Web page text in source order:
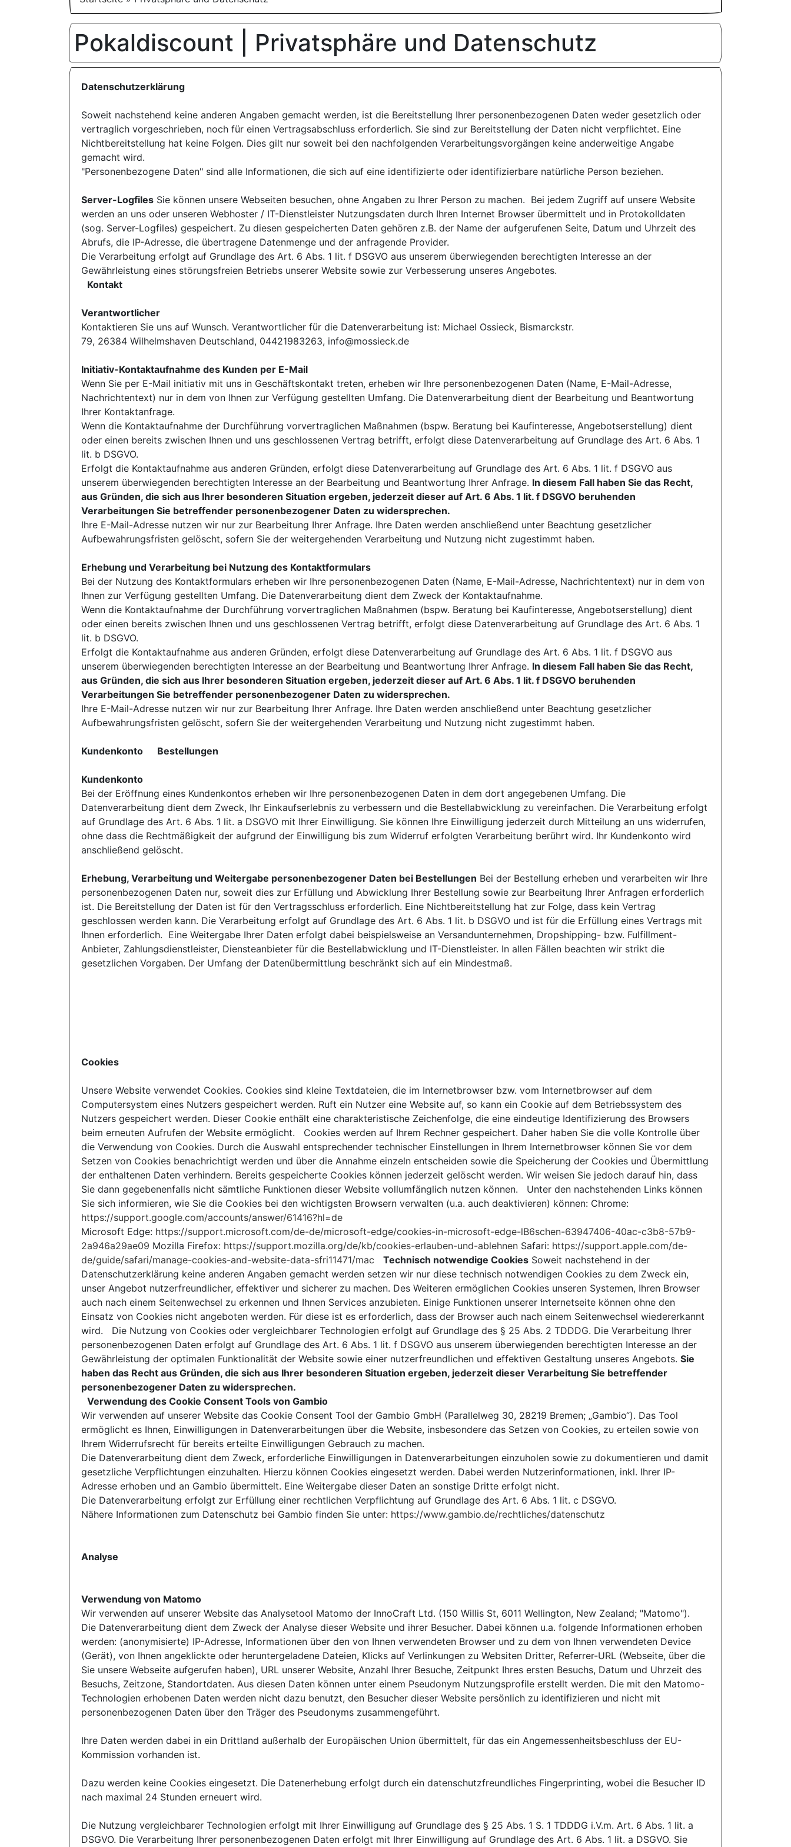
Pokaldiscount | Privatsphäre und Datenschutz
Datenschutzerklärung
Soweit nachstehend keine anderen Angaben gemacht werden, ist die Bereitstellung Ihrer personenbezogenen Daten weder gesetzlich oder
vertraglich vorgeschrieben, noch für einen Vertragsabschluss erforderlich. Sie sind zur Bereitstellung der Daten nicht verpflichtet. Eine
Nichtbereitstellung hat keine Folgen. Dies gilt nur soweit bei den nachfolgenden Verarbeitungsvorgängen keine anderweitige Angabe
gemacht wird.
"Personenbezogene Daten" sind alle Informationen, die sich auf eine identifizierte oder identifizierbare natürliche Person beziehen.
Server-Logfiles Sie können unsere Webseiten besuchen, ohne Angaben zu Ihrer Person zu machen. Bei jedem Zugriff auf unsere Website
werden an uns oder unseren Webhoster / IT-Dienstleister Nutzungsdaten durch Ihren Internet Browser übermittelt und in Protokolldaten
(sog. Server-Logfiles) gespeichert. Zu diesen gespeicherten Daten gehören z.B. der Name der aufgerufenen Seite, Datum und Uhrzeit des
Abrufs, die IP-Adresse, die übertragene Datenmenge und der anfragende Provider.
Die Verarbeitung erfolgt auf Grundlage des Art. 6 Abs. 1 lit. f DSGVO aus unserem überwiegenden berechtigten Interesse an der
Gewährleistung eines störungsfreien Betriebs unserer Website sowie zur Verbesserung unseres Angebotes.
Kontakt
Verantwortlicher
Kontaktieren Sie uns auf Wunsch. Verantwortlicher für die Datenverarbeitung ist: Michael Ossieck, Bismarckstr.
79, 26384 Wilhelmshaven Deutschland, 04421983263, info@mossieck.de
Initiativ-Kontaktaufnahme des Kunden per E-Mail
Wenn Sie per E-Mail initiativ mit uns in Geschäftskontakt treten, erheben wir Ihre personenbezogenen Daten (Name, E-Mail-Adresse,
Nachrichtentext) nur in dem von Ihnen zur Verfügung gestellten Umfang. Die Datenverarbeitung dient der Bearbeitung und Beantwortung
Ihrer Kontaktanfrage.
Wenn die Kontaktaufnahme der Durchführung vorvertraglichen Maßnahmen (bspw. Beratung bei Kaufinteresse, Angebotserstellung) dient
oder einen bereits zwischen Ihnen und uns geschlossenen Vertrag betrifft, erfolgt diese Datenverarbeitung auf Grundlage des Art. 6 Abs. 1
lit. b DSGVO.
Erfolgt die Kontaktaufnahme aus anderen Gründen, erfolgt diese Datenverarbeitung auf Grundlage des Art. 6 Abs. 1 lit. f DSGVO aus
unserem überwiegenden berechtigten Interesse an der Bearbeitung und Beantwortung Ihrer Anfrage. In diesem Fall haben Sie das Recht,
aus Gründen, die sich aus Ihrer besonderen Situation ergeben, jederzeit dieser auf Art. 6 Abs. 1 lit. f DSGVO beruhenden
Verarbeitungen Sie betreffender personenbezogener Daten zu widersprechen.
Ihre E-Mail-Adresse nutzen wir nur zur Bearbeitung Ihrer Anfrage. Ihre Daten werden anschließend unter Beachtung gesetzlicher
Aufbewahrungsfristen gelöscht, sofern Sie der weitergehenden Verarbeitung und Nutzung nicht zugestimmt haben.
Erhebung und Verarbeitung bei Nutzung des Kontaktformulars
Bei der Nutzung des Kontaktformulars erheben wir Ihre personenbezogenen Daten (Name, E-Mail-Adresse, Nachrichtentext) nur in dem von
Ihnen zur Verfügung gestellten Umfang. Die Datenverarbeitung dient dem Zweck der Kontaktaufnahme.
Wenn die Kontaktaufnahme der Durchführung vorvertraglichen Maßnahmen (bspw. Beratung bei Kaufinteresse, Angebotserstellung) dient
oder einen bereits zwischen Ihnen und uns geschlossenen Vertrag betrifft, erfolgt diese Datenverarbeitung auf Grundlage des Art. 6 Abs. 1
lit. b DSGVO.
Erfolgt die Kontaktaufnahme aus anderen Gründen, erfolgt diese Datenverarbeitung auf Grundlage des Art. 6 Abs. 1 lit. f DSGVO aus
unserem überwiegenden berechtigten Interesse an der Bearbeitung und Beantwortung Ihrer Anfrage. In diesem Fall haben Sie das Recht,
aus Gründen, die sich aus Ihrer besonderen Situation ergeben, jederzeit dieser auf Art. 6 Abs. 1 lit. f DSGVO beruhenden
Verarbeitungen Sie betreffender personenbezogener Daten zu widersprechen.
Ihre E-Mail-Adresse nutzen wir nur zur Bearbeitung Ihrer Anfrage. Ihre Daten werden anschließend unter Beachtung gesetzlicher
Aufbewahrungsfristen gelöscht, sofern Sie der weitergehenden Verarbeitung und Nutzung nicht zugestimmt haben.
Kundenkonto Bestellungen
Kundenkonto
Bei der Eröffnung eines Kundenkontos erheben wir Ihre personenbezogenen Daten in dem dort angegebenen Umfang. Die
Datenverarbeitung dient dem Zweck, Ihr Einkaufserlebnis zu verbessern und die Bestellabwicklung zu vereinfachen. Die Verarbeitung erfolgt
auf Grundlage des Art. 6 Abs. 1 lit. a DSGVO mit Ihrer Einwilligung. Sie können Ihre Einwilligung jederzeit durch Mitteilung an uns widerrufen,
ohne dass die Rechtmäßigkeit der aufgrund der Einwilligung bis zum Widerruf erfolgten Verarbeitung berührt wird. Ihr Kundenkonto wird
anschließend gelöscht.
Erhebung, Verarbeitung und Weitergabe personenbezogener Daten bei Bestellungen Bei der Bestellung erheben und verarbeiten wir Ihre
personenbezogenen Daten nur, soweit dies zur Erfüllung und Abwicklung Ihrer Bestellung sowie zur Bearbeitung Ihrer Anfragen erforderlich
ist. Die Bereitstellung der Daten ist für den Vertragsschluss erforderlich. Eine Nichtbereitstellung hat zur Folge, dass kein Vertrag
geschlossen werden kann. Die Verarbeitung erfolgt auf Grundlage des Art. 6 Abs. 1 lit. b DSGVO und ist für die Erfüllung eines Vertrags mit
Ihnen erforderlich. Eine Weitergabe Ihrer Daten erfolgt dabei beispielsweise an Versandunternehmen, Dropshipping- bzw. Fulfillment-
Anbieter, Zahlungsdienstleister, Diensteanbieter für die Bestellabwicklung und IT-Dienstleister. In allen Fällen beachten wir strikt die
gesetzlichen Vorgaben. Der Umfang der Datenübermittlung beschränkt sich auf ein Mindestmaß.
Cookies
Unsere Website verwendet Cookies. Cookies sind kleine Textdateien, die im Internetbrowser bzw. vom Internetbrowser auf dem
Computersystem eines Nutzers gespeichert werden. Ruft ein Nutzer eine Website auf, so kann ein Cookie auf dem Betriebssystem des
Nutzers gespeichert werden. Dieser Cookie enthält eine charakteristische Zeichenfolge, die eine eindeutige Identifizierung des Browsers
beim erneuten Aufrufen der Website ermöglicht. Cookies werden auf Ihrem Rechner gespeichert. Daher haben Sie die volle Kontrolle über
die Verwendung von Cookies. Durch die Auswahl entsprechender technischer Einstellungen in Ihrem Internetbrowser können Sie vor dem
Setzen von Cookies benachrichtigt werden und über die Annahme einzeln entscheiden sowie die Speicherung der Cookies und Übermittlung
der enthaltenen Daten verhindern. Bereits gespeicherte Cookies können jederzeit gelöscht werden. Wir weisen Sie jedoch darauf hin, dass
Sie dann gegebenenfalls nicht sämtliche Funktionen dieser Website vollumfänglich nutzen können. Unter den nachstehenden Links können
Sie sich informieren, wie Sie die Cookies bei den wichtigsten Browsern verwalten (u.a. auch deaktivieren) können: Chrome:
https://support.google.com/accounts/answer/61416?hl=de
Microsoft Edge: https://support.microsoft.com/de-de/microsoft-edge/cookies-in-microsoft-edge-lB6schen-63947406-40ac-c3b8-57b9-
2a946a29ae09 Mozilla Firefox: https://support.mozilla.org/de/kb/cookies-erlauben-und-ablehnen Safari: https://support.apple.com/de-
de/guide/safari/manage-cookies-and-website-data-sfri11471/mac
Technisch notwendige Cookies Soweit nachstehend in der
Datenschutzerklärung keine anderen Angaben gemacht werden setzen wir nur diese technisch notwendigen Cookies zu dem Zweck ein,
unser Angebot nutzerfreundlicher, effektiver und sicherer zu machen. Des Weiteren ermöglichen Cookies unseren Systemen, Ihren Browser
auch nach einem Seitenwechsel zu erkennen und Ihnen Services anzubieten. Einige Funktionen unserer Internetseite können ohne den
Einsatz von Cookies nicht angeboten werden. Für diese ist es erforderlich, dass der Browser auch nach einem Seitenwechsel wiedererkannt
wird. Die Nutzung von Cookies oder vergleichbarer Technologien erfolgt auf Grundlage des § 25 Abs. 2 TDDDG. Die Verarbeitung Ihrer
personenbezogenen Daten erfolgt auf Grundlage des Art. 6 Abs. 1 lit. f DSGVO aus unserem überwiegenden berechtigten Interesse an der
Gewährleistung der optimalen Funktionalität der Website sowie einer nutzerfreundlichen und effektiven Gestaltung unseres Angebots. Sie
haben das Recht aus Gründen, die sich aus Ihrer besonderen Situation ergeben, jederzeit dieser Verarbeitung Sie betreffender
personenbezogener Daten zu widersprechen.
Verwendung des Cookie Consent Tools von Gambio
Wir verwenden auf unserer Website das Cookie Consent Tool der Gambio GmbH (Parallelweg 30, 28219 Bremen; „Gambio“). Das Tool
ermöglicht es Ihnen, Einwilligungen in Datenverarbeitungen über die Website, insbesondere das Setzen von Cookies, zu erteilen sowie von
Ihrem Widerrufsrecht für bereits erteilte Einwilligungen Gebrauch zu machen.
Die Datenverarbeitung dient dem Zweck, erforderliche Einwilligungen in Datenverarbeitungen einzuholen sowie zu dokumentieren und damit
gesetzliche Verpflichtungen einzuhalten. Hierzu können Cookies eingesetzt werden. Dabei werden Nutzerinformationen, inkl. Ihrer IP-
Adresse erhoben und an Gambio übermittelt. Eine Weitergabe dieser Daten an sonstige Dritte erfolgt nicht.
Die Datenverarbeitung erfolgt zur Erfüllung einer rechtlichen Verpflichtung auf Grundlage des Art. 6 Abs. 1 lit. c DSGVO.
Nähere Informationen zum Datenschutz bei Gambio finden Sie unter: https://www.gambio.de/rechtliches/datenschutz
Analyse
Verwendung von Matomo
Wir verwenden auf unserer Website das Analysetool Matomo der InnoCraft Ltd. (150 Willis St, 6011 Wellington, New Zealand; "Matomo").
Die Datenverarbeitung dient dem Zweck der Analyse dieser Website und ihrer Besucher. Dabei können u.a. folgende Informationen erhoben
werden: (anonymisierte) IP-Adresse, Informationen über den von Ihnen verwendeten Browser und zu dem von Ihnen verwendeten Device
(Gerät), von Ihnen angeklickte oder heruntergeladene Dateien, Klicks auf Verlinkungen zu Websiten Dritter, Referrer-URL (Webseite, über die
Sie unsere Webseite aufgerufen haben), URL unserer Website, Anzahl Ihrer Besuche, Zeitpunkt Ihres ersten Besuchs, Datum und Uhrzeit des
Besuchs, Zeitzone, Standortdaten. Aus diesen Daten können unter einem Pseudonym Nutzungsprofile erstellt werden. Die mit den Matomo-
Technologien erhobenen Daten werden nicht dazu benutzt, den Besucher dieser Website persönlich zu identifizieren und nicht mit
personenbezogenen Daten über den Träger des Pseudonyms zusammengeführt.
Ihre Daten werden dabei in ein Drittland außerhalb der Europäischen Union übermittelt, für das ein Angemessenheitsbeschluss der EU-
Kommission vorhanden ist.
Dazu werden keine Cookies eingesetzt. Die Datenerhebung erfolgt durch ein datenschutzfreundliches Fingerprinting, wobei die Besucher ID
nach maximal 24 Stunden erneuert wird.
Die Nutzung vergleichbarer Technologien erfolgt mit Ihrer Einwilligung auf Grundlage des § 25 Abs. 1 S. 1 TDDDG i.V.m. Art. 6 Abs. 1 lit. a
DSGVO. Die Verarbeitung Ihrer personenbezogenen Daten erfolgt mit Ihrer Einwilligung auf Grundlage des Art. 6 Abs. 1 lit. a DSGVO. Sie